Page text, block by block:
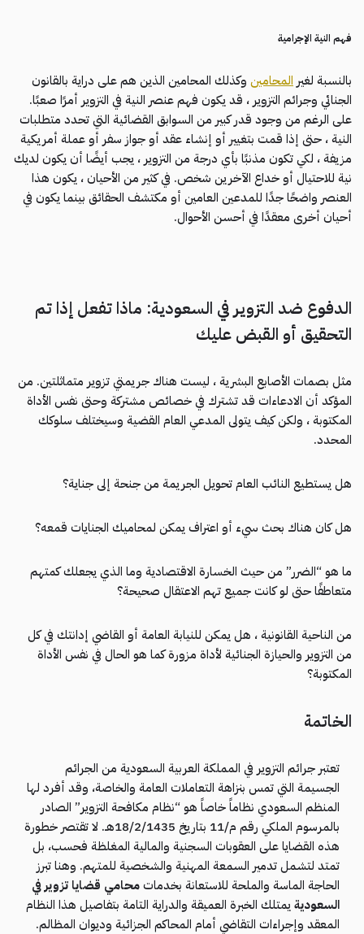
فهم النية الإجرامية
بالنسبة لغير المحامين وكذلك المحامين الذين هم على دراية بالقانون
الجنائي وجرائم التزوير ، قد يكون فهم عنصر النية في التزوير أمرًا صعبًا.
على الرغم من وجود قدر كبير من السوابق القضائية التي تحدد متطلبات
النية ، حتى إذا قمت بتغيير أو إنشاء عقد أو جواز سفر أو عملة أمريكية
مزيفة ، لكي تكون مذنبًا بأي درجة من التزوير ، يجب أيضًا أن يكون لديك
نية للاحتيال أو خداع الآخرين شخص. في كثير من الأحيان ، يكون هذا
العنصر واضحًا جدًا للمدعين العامين أو مكتشف الحقائق بينما يكون في
أحيان أخرى معقدًا في أحسن الأحوال.
الدفوع ضد التزوير في السعودية: ماذا تفعل إذا تم
التحقيق أو القبض عليك
مثل بصمات الأصابع البشرية ، ليست هناك جريمتي تزوير متماثلتين. من
المؤكد أن الادعاءات قد تشترك في خصائص مشتركة وحتى نفس الأداة
المكتوبة ، ولكن كيف يتولى المدعي العام القضية وسيختلف سلوكك
المحدد.
هل يستطيع النائب العام تحويل الجريمة من جنحة إلى جناية؟
هل كان هناك بحث سيء أو اعتراف يمكن لمحاميك الجنايات قمعه؟
ما هو “الضرر” من حيث الخسارة الاقتصادية وما الذي يجعلك كمتهم
متعاطفًا حتى لو كانت جميع تهم الاعتقال صحيحة؟
من الناحية القانونية ، هل يمكن للنيابة العامة أو القاضي إدانتك في كل
من التزوير والحيازة الجنائية لأداة مزورة كما هو الحال في نفس الأداة
المكتوبة؟
الخاتمة
تعتبر جرائم التزوير في المملكة العربية السعودية من الجرائم
الجسيمة التي تمس بنزاهة التعاملات العامة والخاصة، وقد أفرد لها
المنظم السعودي نظاماً خاصاً هو “نظام مكافحة التزوير” الصادر
بالمرسوم الملكي رقم م/11 بتاريخ 18/2/1435هـ. لا تقتصر خطورة
هذه القضايا على العقوبات السجنية والمالية المغلظة فحسب، بل
تمتد لتشمل تدمير السمعة المهنية والشخصية للمتهم. وهنا تبرز
الحاجة الماسة والملحة للاستعانة بخدماتمحامي قضايا تزوير في
السعودية يمتلك الخبرة العميقة والدراية التامة بتفاصيل هذا النظام
المعقد وإجراءات التقاضي أمام المحاكم الجزائية وديوان المظالم.